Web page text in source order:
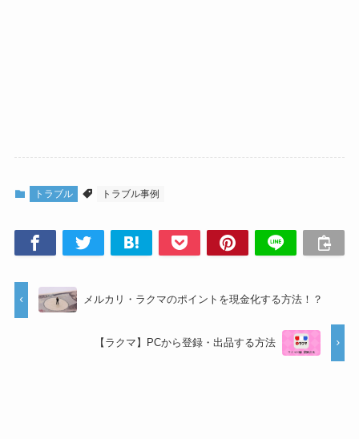
トラブル トラブル事例
メルカリ・ラクマのポイントを現金化する方法！？
【ラクマ】PCから登録・出品する方法